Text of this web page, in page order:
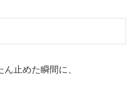
止めた瞬間に、